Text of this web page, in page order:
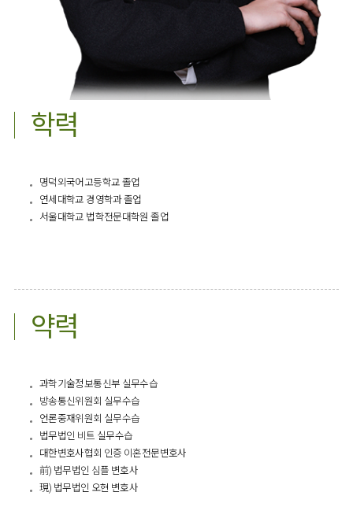
학력
명덕외국어고등학교 졸업
연세대학교 경영학과 졸업
서울대학교 법학전문대학원 졸업
약력
과학기술정보통신부 실무수습
방송통신위원회 실무수습
언론중재위원회 실무수습
법무법인 비트 실무수습
대한변호사협회 인증 이혼전문변호사
前) 법무법인 심플 변호사
現) 법무법인 오현 변호사